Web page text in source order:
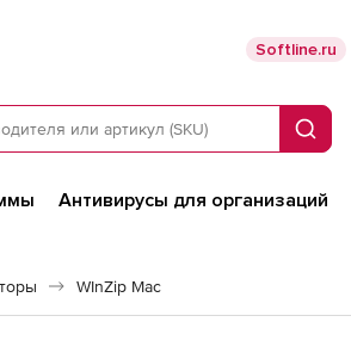
Softline.ru
Поиск
Антивирусы для организаций
WInZip Mac